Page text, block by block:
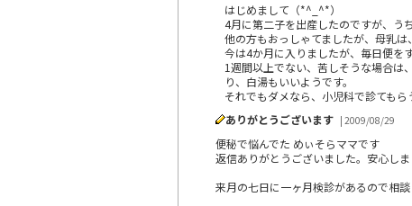
はじめまして（*^_^*）
4月に第二子を出産したのですが、う
他の方もおっしゃてましたが、母乳
今は4か月に入りましたが、毎日便を
1週間以上でない、苦しそうな場合は
り、白湯もいいようです。
それでもダメなら、小児科で診ても
ありがとうございます | 2009/08/29
便秘で悩んでた めぃそらママです
返信ありがとうございました。安心し
来月の七日に一ヶ月検診があるので相談